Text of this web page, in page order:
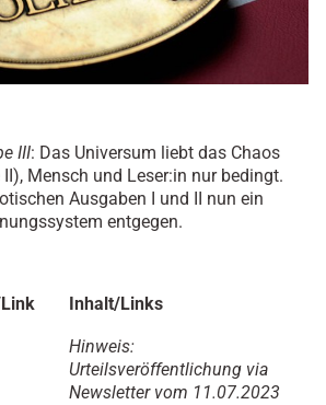
III: Das Universum liebt das Chaos
Mensch und Leser:in nur bedingt.
Ausgaben I und II nun ein
entgegen.
Inhalt/Links
Hinweis:
Urteilsveröffentlichung via
Newsletter vom 11.07.2023